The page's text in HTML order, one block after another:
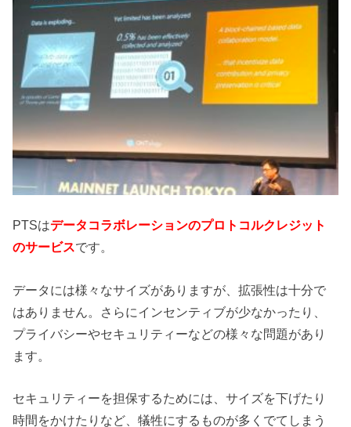
PTSはデータコラボレーションのプロトコルクレジット
のサービスです。
データには様々なサイズがありますが、拡張性は十分で
はありません。さらにインセンティブが少なかったり、
プライバシーやセキュリティーなどの様々な問題があり
ます。
セキュリティーを担保するためには、サイズを下げたり
時間をかけたりなど、犠牲にするものが多くでてしまう